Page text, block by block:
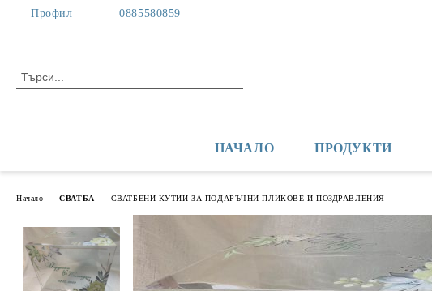
Профил 0885580859
НАЧАЛО ПРОДУКТИ
Начало СВАТБА СВАТБЕНИ КУТИИ ЗА ПОДАРЪЧНИ ПЛИКОВЕ И ПОЗДРАВЛЕНИЯ